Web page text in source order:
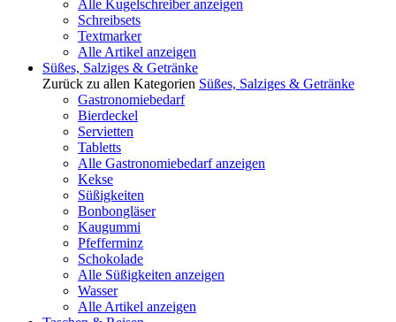
Alle Kugelschreiber anzeigen
Schreibsets
Textmarker
Alle Artikel anzeigen
Süßes, Salziges & Getränke
Zurück zu allen Kategorien Süßes, Salziges & Getränke
Gastronomiebedarf
Bierdeckel
Servietten
Tabletts
Alle Gastronomiebedarf anzeigen
Kekse
Süßigkeiten
Bonbongläser
Kaugummi
Pfefferminz
Schokolade
Alle Süßigkeiten anzeigen
Wasser
Alle Artikel anzeigen